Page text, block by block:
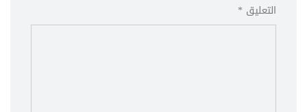
التعليق *